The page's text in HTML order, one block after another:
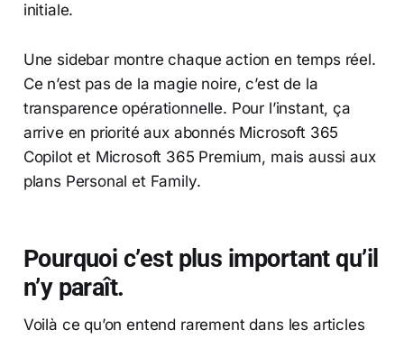
initiale.
Une sidebar montre chaque action en temps réel.
Ce n’est pas de la magie noire, c’est de la
transparence opérationnelle. Pour l’instant, ça
arrive en priorité aux abonnés Microsoft 365
Copilot et Microsoft 365 Premium, mais aussi aux
plans Personal et Family.
Pourquoi c’est plus important qu’il
n’y paraît.
Voilà ce qu’on entend rarement dans les articles